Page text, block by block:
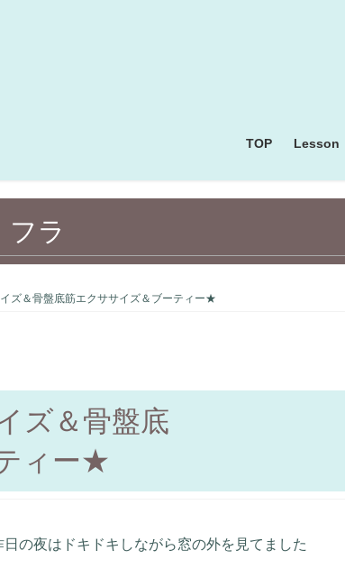
TOP Lesson
ラ
ズ＆骨盤底筋エクササイズ＆ブーティー★
ズ＆骨盤底
ィー★
の夜はドキドキしながら窓の外を見てました